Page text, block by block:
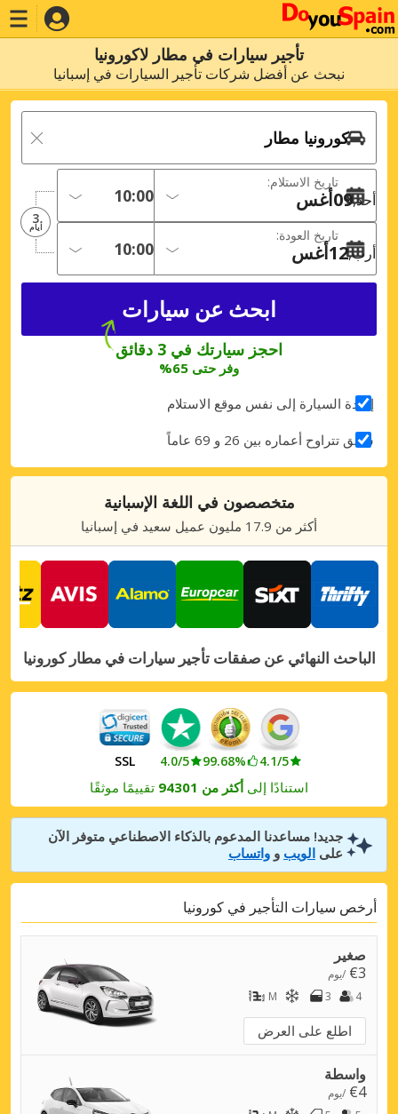
تأجير سيارات في مطار لاكورونيا
نبحث عن أفضل شركات تأجير السيارات في إسبانيا
تاريخ الاستلام:
أحد09أغس
تاريخ العودة:
أرب12أغس
3
أيام
احجز سيارتك في 3 دقائق
وفر حتى 65%
إعادة السيارة إلى نفس موقع الاستلام
سائق تتراوح أعماره بين 26 و 69 عاماً
متخصصون في اللغة الإسبانية
أكثر من 17.9 مليون عميل سعيد في إسبانيا
الباحث النهائي عن صفقات تأجير سيارات في مطار كورونيا
4.1/5
99.68%
4.0/5
SSL
استنادًا إلى أكثر من 94301 تقييمًا موثقًا
جديد! مساعدنا المدعوم بالذكاء الاصطناعي متوفر الآن
على الويب و واتساب
أرخص سيارات التأجير في كورونيا
صغير
€3 /يوم
4
3
M
اطلع على العرض
واسطة
€4 /يوم